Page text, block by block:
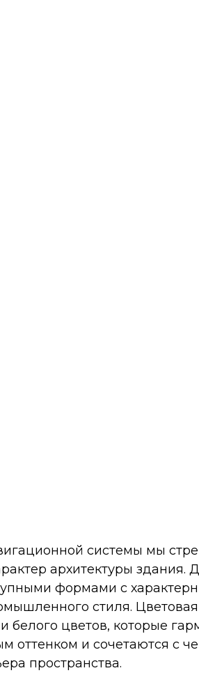
системы мы
архитектуры здания.
формами с
стиля.
белого цветов, которые
оттенком и сочетаются с
пространства.